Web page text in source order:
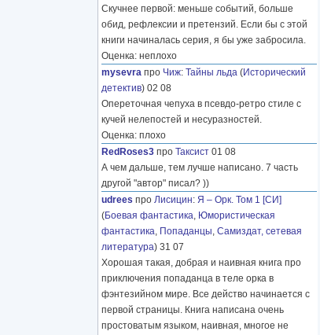
Скучнее первой: меньше событий, больше
обид, рефлексии и претензий. Если бы с этой
книги начиналась серия, я бы уже забросила.
Оценка: неплохо
mysevra про Чиж: Тайны льда (Исторический
детектив) 02 08
Опереточная чепуха в псевдо-ретро стиле с
кучей нелепостей и несуразностей.
Оценка: плохо
RedRoses3 про Таксист 01 08
А чем дальше, тем лучше написано. 7 часть
другой "автор" писал? ))
udrees про Лисицин: Я – Орк. Том 1 [СИ]
(Боевая фантастика, Юмористическая
фантастика, Попаданцы, Самиздат, сетевая
литература) 31 07
Хорошая такая, добрая и наивная книга про
приключения попаданца в теле орка в
фэнтезийном мире. Все действо начинается с
первой страницы. Книга написана очень
простоватым языком, наивная, многое не